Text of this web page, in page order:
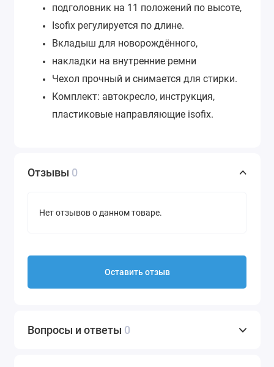
подголовник на 11 положений по высоте,
Isofix регулируется по длине.
Вкладыш для новорождённого,
накладки на внутренние ремни
Чехол прочный и снимается для стирки.
Комплект: автокресло, инструкция,
пластиковые направляющие isofix.
Отзывы 0
Нет отзывов о данном товаре.
Оставить отзыв
Вопросы и ответы 0